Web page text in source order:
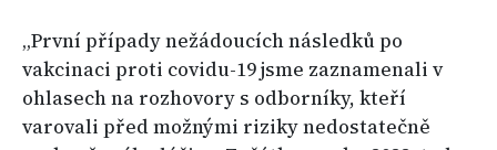
„První případy nežádoucích následků po
vakcinaci proti covidu-19 jsme zaznamenali v
ohlasech na rozhovory s odborníky, kteří
varovali před možnými riziky nedostatečně